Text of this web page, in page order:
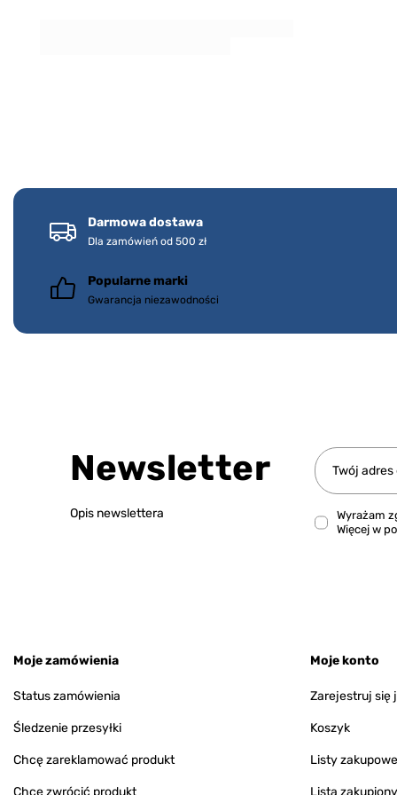
Darmowa dostawa
Dla zamówień od 500 zł
Popularne marki
Gwarancja niezawodności
Newsletter
Opis newslettera
Twój
Wyrażam
Więcej w
Moje zamówienia
Status zamówienia
Śledzenie przesyłki
Chcę zareklamować produkt
Chcę zwrócić produkt
Moje konto
Zarejestruj się
Koszyk
Listy zakupowe
Lista